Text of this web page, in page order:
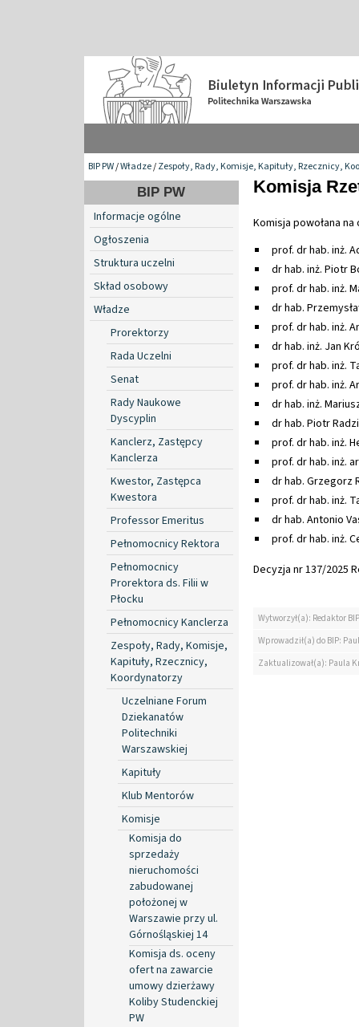
BIP PW/Władze/Zespoły, Rady, Komisje, Kapituły, Rzecznicy,
BIP PW
Informacje ogólne
Ogłoszenia
Struktura uczelni
Skład osobowy
Władze
Prorektorzy
Rada Uczelni
Senat
Rady Naukowe
Dyscyplin
Kanclerz, Zastępcy
Kanclerza
Kwestor, Zastępca
Kwestora
Professor Emeritus
Pełnomocnicy Rektora
Pełnomocnicy
Prorektora ds. Filii w
Płocku
Pełnomocnicy Kanclerza
Zespoły, Rady, Komisje,
Kapituły, Rzecznicy,
Koordynatorzy
Uczelniane Forum
Dziekanatów
Politechniki
Warszawskiej
Kapituły
Klub Mentorów
Komisje
Komisja do
sprzedaży
nieruchomości
zabudowanej
położonej w
Warszawie przy ul.
Górnośląskiej 14
Komisja ds. oceny
ofert na zawarcie
umowy dzierżawy
Koliby Studenckiej
PW
Komisja
Komisja powołana
prof. dr hab. inż.
dr hab. inż. Piotr
prof. dr hab. inż.
dr hab.
prof. dr hab. inż.
dr hab. inż. Jan
prof. dr hab. inż.
prof. dr hab. inż.
dr hab. inż.
dr hab. Piotr
prof. dr hab. inż.
prof. dr hab. inż.
dr hab. Grzegorz
prof. dr hab. inż.
dr hab. Antonio
prof. dr hab. inż.
Decyzja nr 137/2025
Wytworzył(a): Redaktor BIP
Wprowadził(a) do BIP:
Zaktualizował(a): Paula